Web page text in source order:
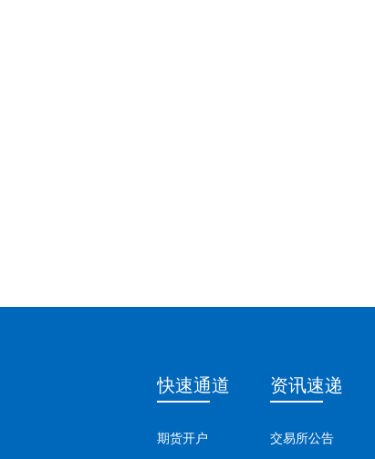
快速通道
期货开户
资讯速递
交易所公告